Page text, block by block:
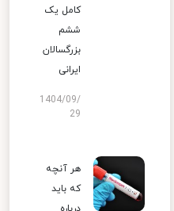
کامل یک
ششم
بزرگسالان
ایرانی
1404/09/
29
هر آنچه
که باید